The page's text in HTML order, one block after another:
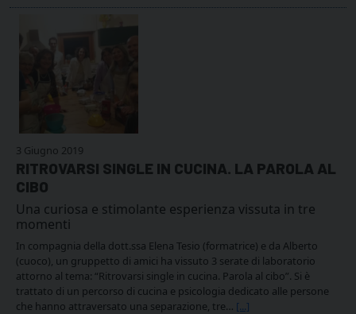
3 Giugno 2019
RITROVARSI SINGLE IN CUCINA. LA PAROLA AL
CIBO
Una curiosa e stimolante esperienza vissuta in tre
momenti
In compagnia della dott.ssa Elena Tesio (formatrice) e da Alberto
(cuoco), un gruppetto di amici ha vissuto 3 serate di laboratorio
attorno al tema: “Ritrovarsi single in cucina. Parola al cibo”. Si è
trattato di un percorso di cucina e psicologia dedicato alle persone
che hanno attraversato una separazione, tre… [...]